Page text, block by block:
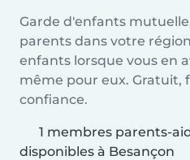
Garde d'enfants
parents dans votre
enfants lorsque vous en
même pour eux. Gratuit,
confiance.
1 membres parents-
disponibles à Besançon